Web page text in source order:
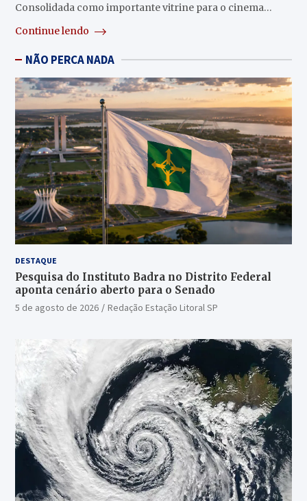
Consolidada como importante vitrine para o cinema…
Continue lendo
NÃO PERCA NADA
DESTAQUE
Pesquisa do Instituto Badra no Distrito Federal
aponta cenário aberto para o Senado
5 de agosto de 2026 Redação Estação Litoral SP